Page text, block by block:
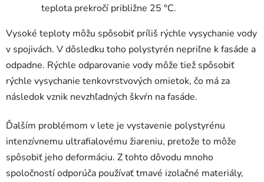
teplota prekročí približne 25 °C.
Vysoké teploty môžu spôsobiť príliš rýchle vysychanie vody
v spojivách. V dôsledku toho polystyrén nepriľne k fasáde a
odpadne. Rýchle odparovanie vody môže tiež spôsobiť
rýchle vysychanie tenkovrstvových omietok, čo má za
následok vznik nevzhľadných škvŕn na fasáde.
Ďalším problémom v lete je vystavenie polystyrénu
intenzívnemu ultrafialovému žiareniu, pretože to môže
spôsobiť jeho deformáciu. Z tohto dôvodu mnoho
spoločností odporúča používať tmavé izolačné materiály,